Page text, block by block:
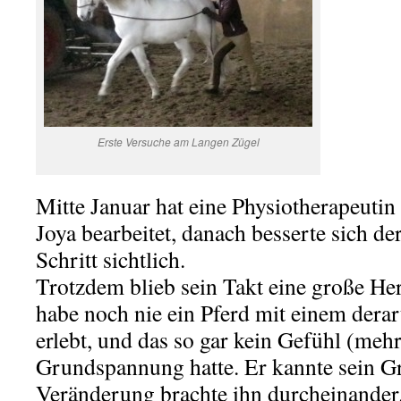
Erste Versuche am Langen Zügel
Mitte Januar hat eine
Joya bearbeitet, danach besserte sich
Schritt sichtlich.
Trotzdem blieb sein Takt eine große
habe noch nie ein Pferd mit einem
erlebt, und das so gar kein Gefühl
Grundspannung hatte. Er kannte sein
Veränderung brachte ihn